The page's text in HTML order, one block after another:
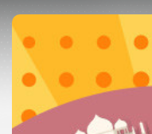
เพล
สต์
แนะนำ